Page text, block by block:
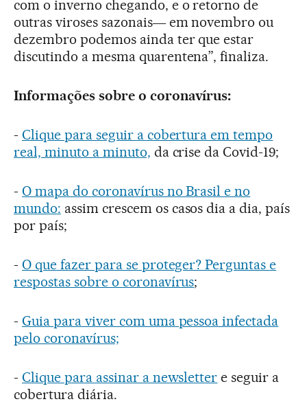
com o inverno chegando, e o retorno de
outras viroses sazonais― em novembro ou
dezembro podemos ainda ter que estar
discutindo a mesma quarentena”, finaliza.
Informações sobre o coronavírus:
- Clique para seguir a cobertura em tempo
real, minuto a minuto, da crise da Covid-19;
- O mapa do coronavírus no Brasil e no
mundo: assim crescem os casos dia a dia, país
por país;
- O que fazer para se proteger? Perguntas e
respostas sobre o coronavírus;
- Guia para viver com uma pessoa infectada
pelo coronavírus;
- Clique para assinar a newsletter e seguir a
cobertura diária.